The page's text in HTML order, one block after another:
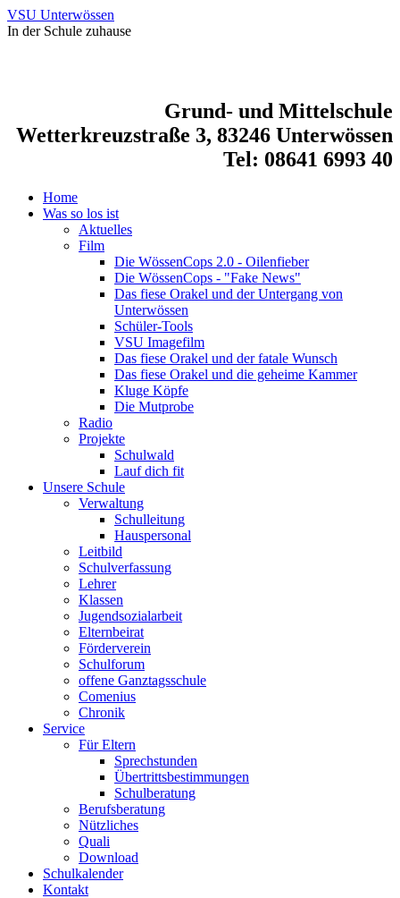
VSU Unterwössen
In der Schule zuhause
Grund- und Mittelschule
Wetterkreuzstraße 3, 83246 Unterwössen
Tel: 08641 6993 40
Home
Was so los ist
Aktuelles
Film
Die WössenCops 2.0 - Oilenfieber
Die WössenCops - "Fake News"
Das fiese Orakel und der Untergang von
Unterwössen
Schüler-Tools
VSU Imagefilm
Das fiese Orakel und der fatale Wunsch
Das fiese Orakel und die geheime Kammer
Kluge Köpfe
Die Mutprobe
Radio
Projekte
Schulwald
Lauf dich fit
Unsere Schule
Verwaltung
Schulleitung
Hauspersonal
Leitbild
Schulverfassung
Lehrer
Klassen
Jugendsozialarbeit
Elternbeirat
Förderverein
Schulforum
offene Ganztagsschule
Comenius
Chronik
Service
Für Eltern
Sprechstunden
Übertrittsbestimmungen
Schulberatung
Berufsberatung
Nützliches
Quali
Download
Schulkalender
Kontakt